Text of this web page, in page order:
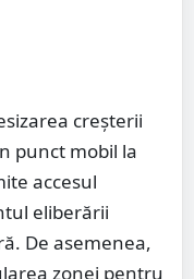
creșterii
punct mobil la
accesul
eliberării
De asemenea,
zonei pentru